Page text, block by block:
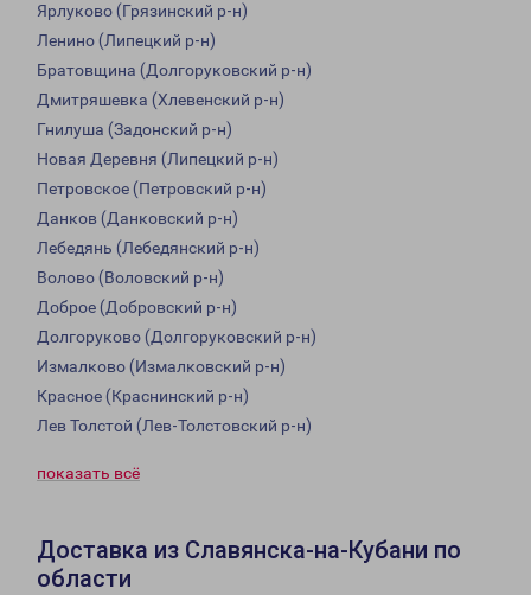
Ярлуково (Грязинский р-н)
Ленино (Липецкий р-н)
Братовщина (Долгоруковский р-н)
Дмитряшевка (Хлевенский р-н)
Гнилуша (Задонский р-н)
Новая Деревня (Липецкий р-н)
Петровское (Петровский р-н)
Данков (Данковский р-н)
Лебедянь (Лебедянский р-н)
Волово (Воловский р-н)
Доброе (Добровский р-н)
Долгоруково (Долгоруковский р-н)
Измалково (Измалковский р-н)
Красное (Краснинский р-н)
Лев Толстой (Лев-Толстовский р-н)
показать всё
Доставка из Славянска-на-Кубани по
области